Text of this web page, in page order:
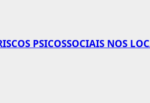
PSICOSSOCIAIS NOS